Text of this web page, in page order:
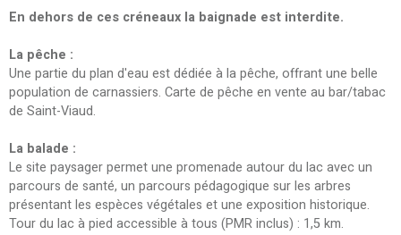
En dehors de ces créneaux la baignade est interdite.
La pêche :
Une partie du plan d'eau est dédiée à la pêche, offrant une belle
population de carnassiers. Carte de pêche en vente au bar/tabac
de Saint-Viaud.
La balade :
Le site paysager permet une promenade autour du lac avec un
parcours de santé, un parcours pédagogique sur les arbres
présentant les espèces végétales et une exposition historique.
Tour du lac à pied accessible à tous (PMR inclus) : 1,5 km.